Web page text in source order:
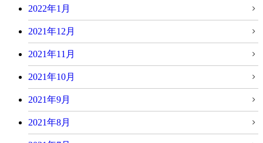
2022年1月
2021年12月
2021年11月
2021年10月
2021年9月
2021年8月